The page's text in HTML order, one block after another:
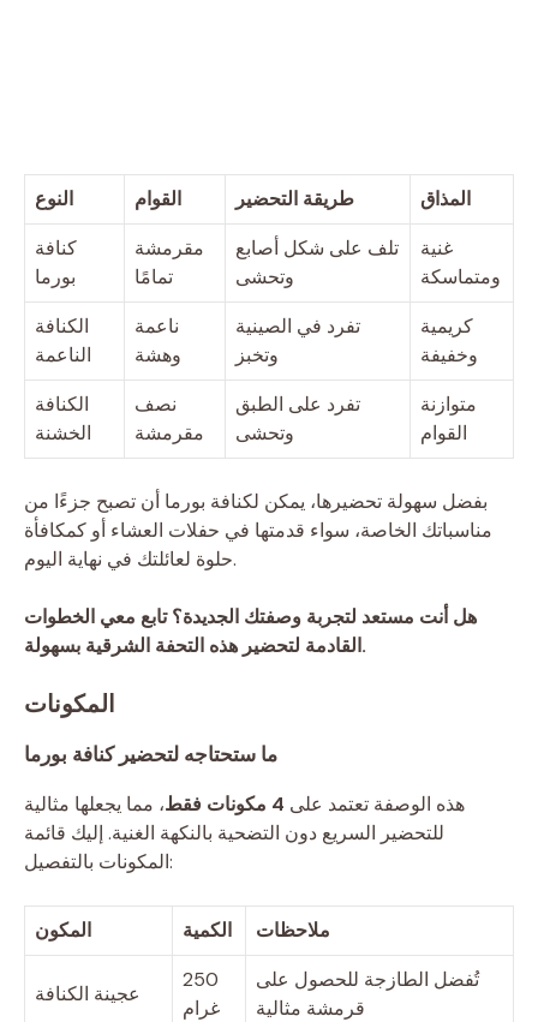
النوع القوام طريقة التحضير
المذاق
كنافة
بورما
مقرمشة
تمامًا
تلف على شكل أصابع
وتحشى
غنية
ومتماسكة
الكنافة
الناعمة
ناعمة
وهشة
تفرد في الصينية
وتخبز
كريمية
وخفيفة
الكنافة
الخشنة
نصف
مقرمشة
تفرد على الطبق
وتحشى
متوازنة
القوام
بفضل سهولة تحضيرها، يمكن لكنافة بورما أن تصبح جزءًا من
مناسباتك الخاصة، سواء قدمتها في حفلات العشاء أو كمكافأة
حلوة لعائلتك في نهاية اليوم.
هل أنت مستعد لتجربة وصفتك الجديدة؟ تابع معي الخطوات
القادمة لتحضير هذه التحفة الشرقية بسهولة.
المكونات
ما ستحتاجه لتحضير كنافة بورما
هذه الوصفة تعتمد على 4 مكونات فقط
، مما يجعلها مثالية
للتحضير السريع دون التضحية بالنكهة الغنية. إليك قائمة
المكونات بالتفصيل:
المكون الكمية ملاحظات
عجينة الكنافة
250
غرام
تُفضل الطازجة للحصول على
قرمشة مثالية